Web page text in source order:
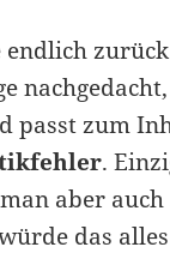
passt zum
.
aber
das